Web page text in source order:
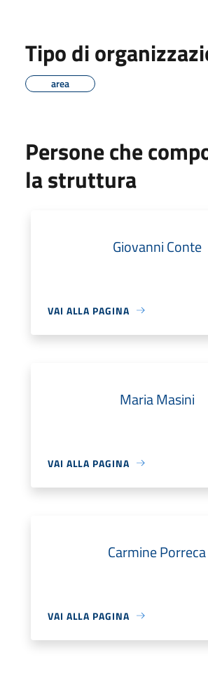
Tipo di
area
Persone che
la struttura
Giovanni Conte
VAI ALLA PAGINA
Maria Masini
VAI ALLA PAGINA
Carmine Porreca
VAI ALLA PAGINA